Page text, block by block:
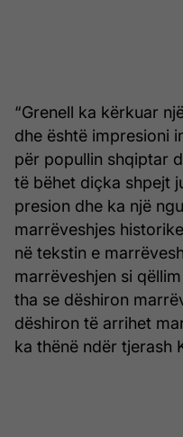
“Grenell ka kërkuar
dhe është impresioni
për popullin shqiptar
të bëhet diçka shpejt
presion dhe ka një
marrëveshjes
në tekstin e
marrëveshjen si
tha se dëshiron
dëshiron të arrihet
ka thënë ndër tjerash